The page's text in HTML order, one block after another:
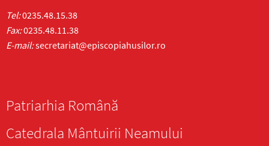
Tel:0235.48.15.38
Fax:0235.48.11.38
E-mail:secretariat@episcopiahusilor.ro
Patriarhia Română
Catedrala Mântuirii Neamului